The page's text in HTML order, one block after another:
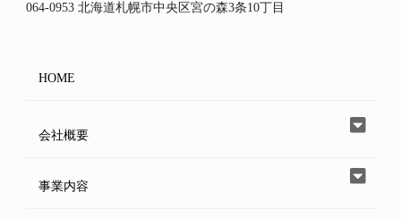
064-0953 北海道札幌市中央区宮の森3条10丁目
HOME
会社概要
事業内容